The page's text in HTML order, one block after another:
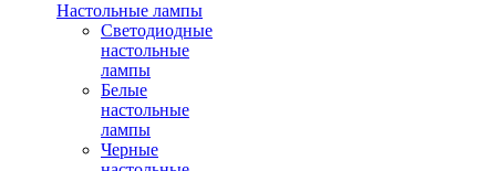
Настольные лампы
Светодиодные
настольные
лампы
Белые
настольные
лампы
Черные